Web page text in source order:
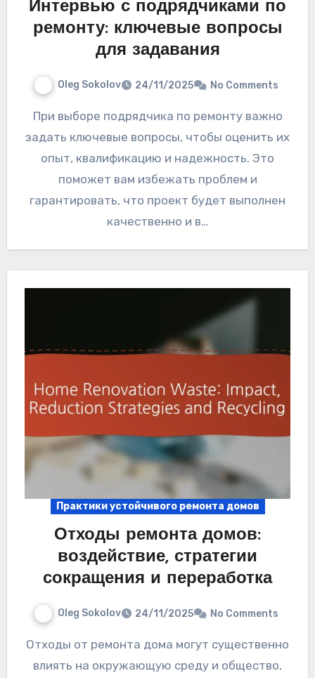
Интервью с подрядчиками по
ремонту: ключевые вопросы
для задавания
Oleg Sokolov 24/11/2025 No Comments
При выборе подрядчика по ремонту важно
задать ключевые вопросы, чтобы оценить их
опыт, квалификацию и надежность. Это
поможет вам избежать проблем и
гарантировать, что проект будет выполнен
качественно и в…
Практики устойчивого ремонта домов
Отходы ремонта домов:
воздействие, стратегии
сокращения и переработка
Oleg Sokolov 24/11/2025 No Comments
Отходы от ремонта дома могут существенно
влиять на окружающую среду и общество,